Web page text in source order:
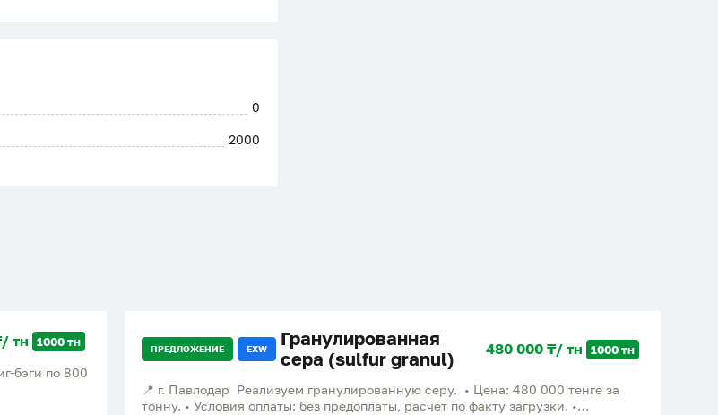
0
2000
465 000 ₸/ тн 1000 тн
бэги по 800
ПРЕДЛОЖЕНИЕ EXW
Гранулированная
сера (sulfur granul)
480 000 ₸/ тн 1000 тн
📍 г. Павлодар Реализуем гранулированную серу. • Цена: 480 000 тенге за
тонну. • Условия оплаты: без предоплаты, расчет по факту загрузки. •